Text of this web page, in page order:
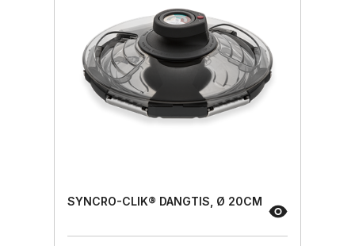
SYNCRO-CLIK® DANGTIS, Ø 20CM